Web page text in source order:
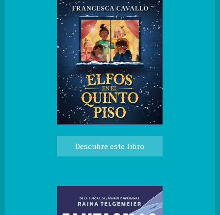
Descubre este libro